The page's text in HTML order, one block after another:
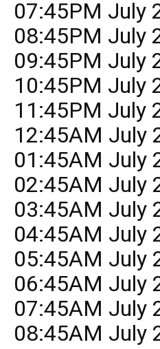
07:45PM July
08:45PM July
09:45PM July
10:45PM July
11:45PM July
12:45AM July
01:45AM July
02:45AM July
03:45AM July
04:45AM July
05:45AM July
06:45AM July
07:45AM July
08:45AM July